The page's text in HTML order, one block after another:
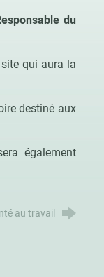
du
qui aura la
destiné aux
également
au travail